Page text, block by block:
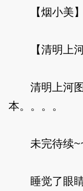
【烟小美】
【清明上河
清明上河图
本。。。。
未完待续
睡觉了眼睛